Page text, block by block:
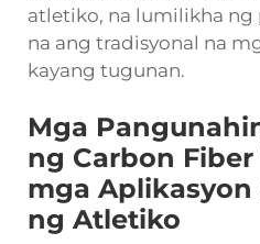
atletiko, na lumilikha
na ang tradisyonal na
kayang tugunan.
Mga
ng Carbon
mga Aplikasyon
ng Atletiko